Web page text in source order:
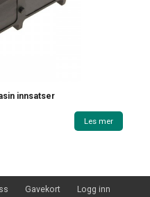
innsatser
Les mer
Gavekort Logg inn